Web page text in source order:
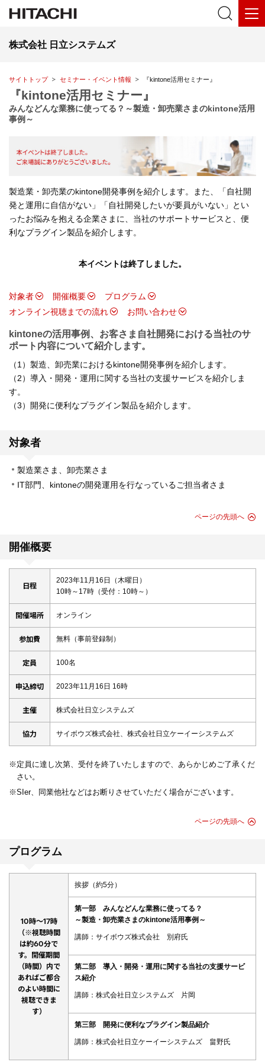
株式会社 日立システムズ
サイトトップ セミナー・イベント情報 『kintone活用セミナー』
『kintone活用セミナー』
みんなどんな業務に使ってる？～製造・卸売業さまのkintone活用
事例～
製造業・卸売業のkintone開発事例を紹介します。また、「自社開
発と運用に自信がない」「自社開発したいが要員がいない」とい
ったお悩みを抱える企業さまに、当社のサポートサービスと、便
利なプラグイン製品を紹介します。
本イベントは終了しました。
対象者 開催概要
プログラム
オンライン視聴までの流れ
お問い合わせ
kintoneの活用事例、お客さま自社開発における当社のサ
ポート内容について紹介します。
（1）製造、卸売業におけるkintone開発事例を紹介します。
（2）導入・開発・運用に関する当社の支援サービスを紹介しま
す。
（3）開発に便利なプラグイン製品を紹介します。
対象者
製造業さま、卸売業さま
IT部門、kintoneの開発運用を行なっているご担当者さま
ページの先頭へ
開催概要
日程
2023年11月16日（木曜日）
10時～17時（受付：10時～）
開催場所 オンライン
参加費 無料（事前登録制）
定員 100名
申込締切 2023年11月16日 16時
主催 株式会社日立システムズ
協力 サイボウズ株式会社、株式会社日立ケーイーシステムズ
※定員に達し次第、受付を終了いたしますので、あらかじめご了承くだ
さい。
※SIer、同業他社などはお断りさせていただく場合がございます。
ページの先頭へ
プログラム
10時～17時
（※視聴時間
は約60分で
す。開催期間
（時間）内で
あればご都合
のよい時間に
視聴できま
す）
挨拶（約5分）
第一部 みんなどんな業務に使ってる？
～製造・卸売業さまのkintone活用事例～
講師：サイボウズ株式会社 別府氏
第二部 導入・開発・運用に関する当社の支援サービ
ス紹介
講師：株式会社日立システムズ 片岡
第三部 開発に便利なプラグイン製品紹介
講師：株式会社日立ケーイーシステムズ 畠野氏